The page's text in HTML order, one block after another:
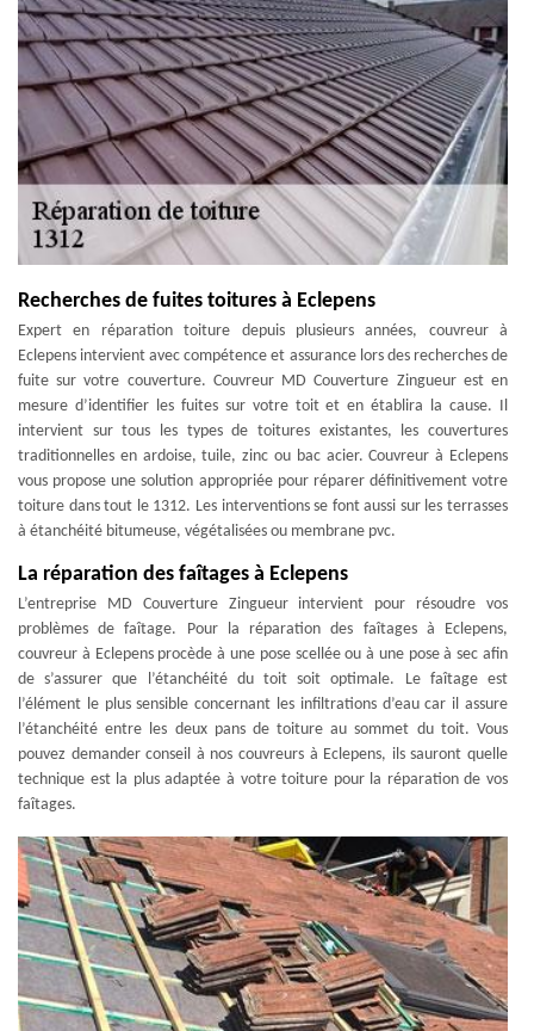
Recherches de fuites toitures à Eclepens
Expert en réparation toiture depuis plusieurs années, couvreur à
Eclepens intervient avec compétence et assurance lors des recherches de
fuite sur votre couverture. Couvreur MD Couverture Zingueur est en
mesure d’identifier les fuites sur votre toit et en établira la cause. Il
intervient sur tous les types de toitures existantes, les couvertures
traditionnelles en ardoise, tuile, zinc ou bac acier. Couvreur à Eclepens
vous propose une solution appropriée pour réparer définitivement votre
toiture dans tout le 1312. Les interventions se font aussi sur les terrasses
à étanchéité bitumeuse, végétalisées ou membrane pvc.
La réparation des faîtages à Eclepens
L’entreprise MD Couverture Zingueur intervient pour résoudre vos
problèmes de faîtage. Pour la réparation des faîtages à Eclepens,
couvreur à Eclepens procède à une pose scellée ou à une pose à sec afin
de s’assurer que l’étanchéité du toit soit optimale. Le faîtage est
l’élément le plus sensible concernant les infiltrations d’eau car il assure
l’étanchéité entre les deux pans de toiture au sommet du toit. Vous
pouvez demander conseil à nos couvreurs à Eclepens, ils sauront quelle
technique est la plus adaptée à votre toiture pour la réparation de vos
faîtages.